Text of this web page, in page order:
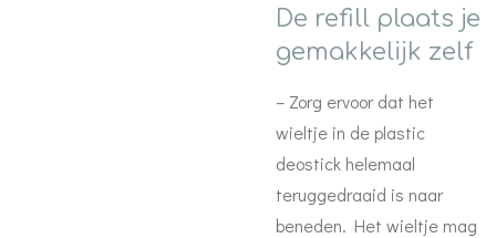
De refill plaats je
gemakkelijk zelf
– Zorg ervoor dat het
wieltje in de plastic
deostick helemaal
teruggedraaid is naar
beneden. Het wieltje mag